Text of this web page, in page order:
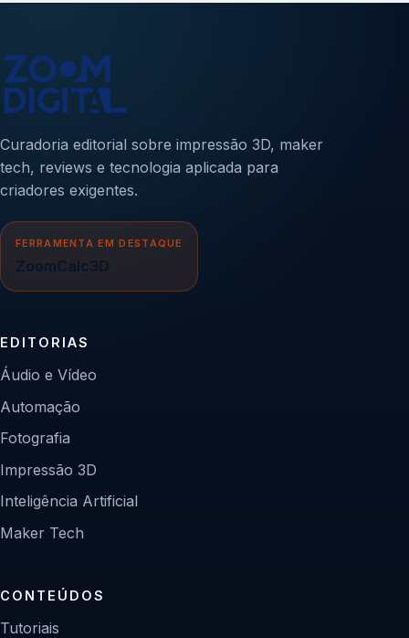
Curadoria editorial sobre impressão 3D, maker
tech, reviews e tecnologia aplicada para
criadores exigentes.
FERRAMENTA EM DESTAQUE
ZoomCalc3D
EDITORIAS
Áudio e Vídeo
Automação
Fotografia
Impressão 3D
Inteligência Artificial
Maker Tech
CONTEÚDOS
Tutoriais